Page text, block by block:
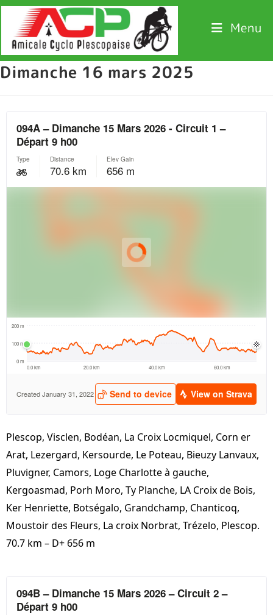
Menu
Dimanche 16 mars 2025
Plescop, Visclen, Bodéan, La Croix Locmiquel, Corn er
Arat, Lezergard, Kersourde, Le Poteau, Bieuzy Lanvaux,
Pluvigner, Camors, Loge Charlotte à gauche,
Kergoasmad, Porh Moro, Ty Planche, LA Croix de Bois,
Ker Henriette, Botségalo, Grandchamp, Chanticoq,
Moustoir des Fleurs, La croix Norbrat, Trézelo, Plescop.
70.7 km – D+ 656 m